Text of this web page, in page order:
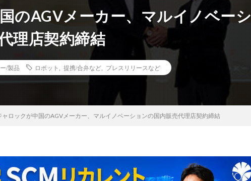
のAGVメーカー、マルイノベーシ
理店契約締結
/製品 ロボット 提携/合弁など プレスリリースなど
ャロックが中国のAGVメーカー、マルイノベーションの国内販売代理店契約締結